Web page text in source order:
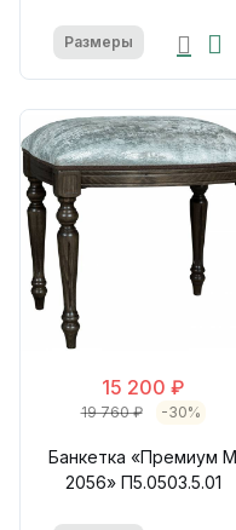
Размеры
15 200 ₽
19 760 ₽ -30%
Банкетка «Премиум М
2056» П5.0503.5.01